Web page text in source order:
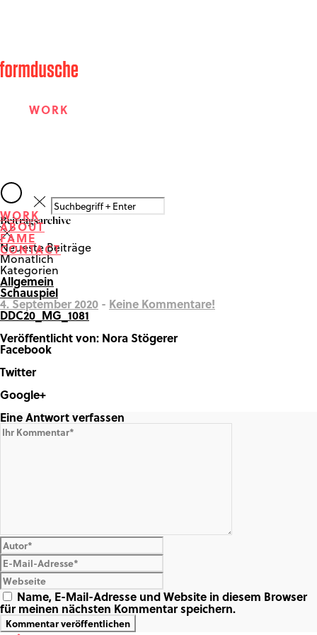
WORK
FAME
CONTACT
WORK
ABOUT
FAME
CONTACT
Beitragsarchive
Neueste Beiträge
Monatlich
Kategorien
Allgemein
Schauspiel
4. September 2020 - Keine Kommentare!
DDC20_MG_1081
Veröffentlicht von: Nora Stögerer
Facebook
Twitter
Google+
Share on Google+
Eine Antwort verfassen
Name, E-Mail-Adresse und Website in diesem Browser
für meinen nächsten Kommentar speichern.